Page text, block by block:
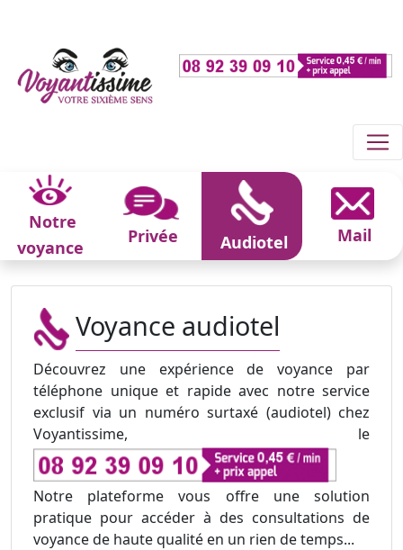
Notre
voyance
Privée Audiotel Mail
Voyance audiotel
Découvrez une expérience de voyance par
téléphone unique et rapide avec notre service
exclusif via un numéro surtaxé (audiotel) chez
Voyantissime, le
Notre plateforme vous offre une solution
pratique pour accéder à des consultations de
voyance de haute qualité en un rien de temps...